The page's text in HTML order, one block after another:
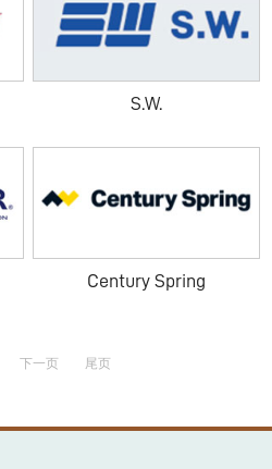
S.W.
Century Spring
下一页 尾页